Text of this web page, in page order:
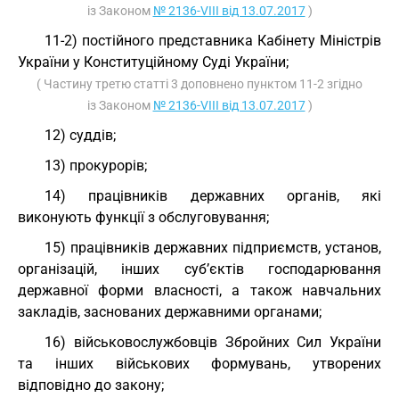
із Законом № 2136-VIII від 13.07.2017)
11-2) постійного представника Кабінету Міністрів
України у Конституційному Суді України;
( Частину третю статті 3 доповнено пунктом 11-2 згідно
із Законом № 2136-VIII від 13.07.2017)
12) суддів;
13) прокурорів;
14) працівників державних органів, які
виконують функції з обслуговування;
15) працівників державних підприємств, установ,
організацій, інших суб’єктів господарювання
державної форми власності, а також навчальних
закладів, заснованих державними органами;
16) військовослужбовців Збройних Сил України
та інших військових формувань, утворених
відповідно до закону;